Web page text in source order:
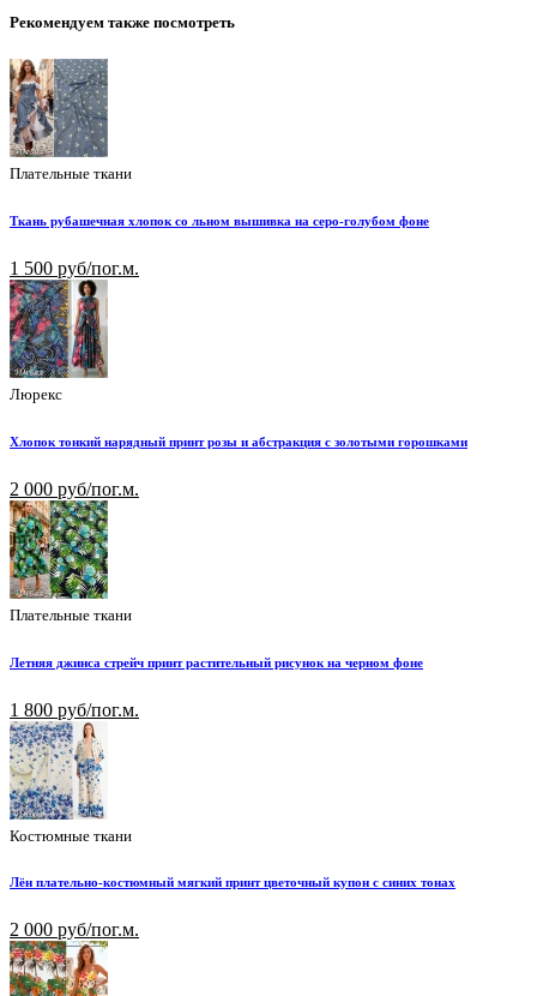
Рекомендуем также посмотреть
Плательные ткани
Ткань рубашечная хлопок со льном вышивка на серо-голубом фоне
1 500 руб/пог.м.
Люрекс
Хлопок тонкий нарядный принт розы и абстракция с золотыми горошками
2 000 руб/пог.м.
Плательные ткани
Летняя джинса стрейч принт растительный рисунок на черном фоне
1 800 руб/пог.м.
Костюмные ткани
Лён плательно-костюмный мягкий принт цветочный купон с синих тонах
2 000 руб/пог.м.